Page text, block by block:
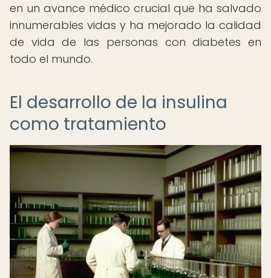
en un avance médico crucial que ha salvado
innumerables vidas y ha mejorado la calidad
de vida de las personas con diabetes en
todo el mundo.
El desarrollo de la insulina
como tratamiento